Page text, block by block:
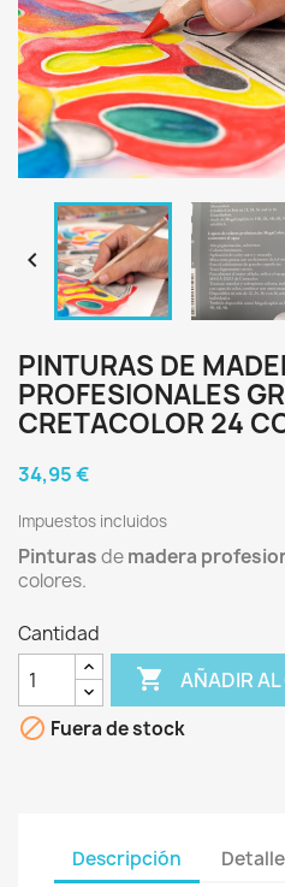

PINTURAS DE
PROFESIONALES
CRETACOLOR 24
34,95 €
Impuestos incluidos
Pinturasdemadera
colores.
Cantidad
 AÑADIR
 Fuera de stock
Descripción